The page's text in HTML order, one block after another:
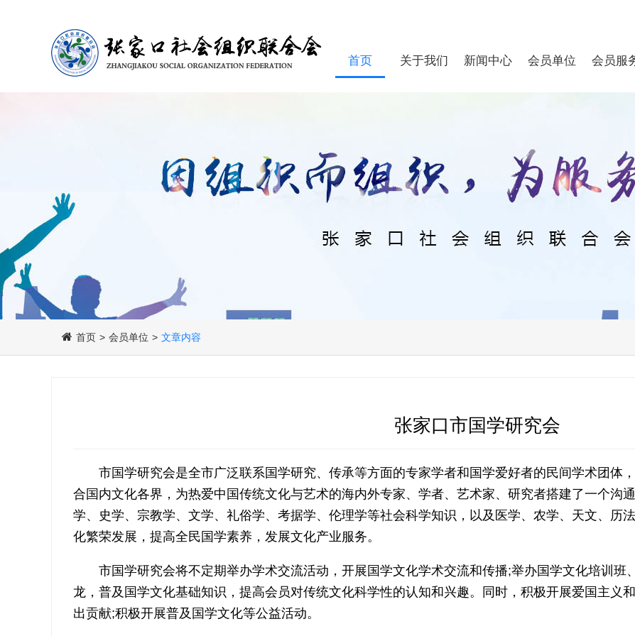
首页 关于我们 新闻中心 会员单位 会员服
首页 > 会员单位 > 文章内容
张家口市国学研究会
市国学研究会是全市广泛联系国学研究、传承等方面的专家学者和国学爱好者的民间学术团体
合国内文化各界，为热爱中国传统文化与艺术的海内外专家、学者、艺术家、研究者搭建了一个沟
学、史学、宗教学、文学、礼俗学、考据学、伦理学等社会科学知识，以及医学、农学、天文、历
化繁荣发展，提高全民国学素养，发展文化产业服务。
市国学研究会将不定期举办学术交流活动，开展国学文化学术交流和传播;举办国学文化培训班
龙，普及国学文化基础知识，提高会员对传统文化科学性的认知和兴趣。同时，积极开展爱国主义
出贡献;积极开展普及国学文化等公益活动。